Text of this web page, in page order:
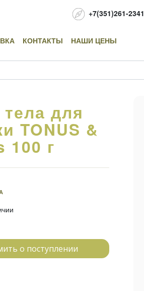
+7(351)261-2341
КОНТАКТЫ НАШИ ЦЕНЫ
для
TONUS &
100 г
о поступлении